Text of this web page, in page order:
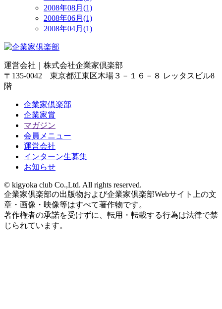
2008年08月(1)
2008年06月(1)
2008年04月(1)
運営会社｜ 株式会社企業家倶楽部
〒135-0042 東京都江東区木場３－１６－８ レッタスビル8
階
企業家倶楽部
企業家賞
マガジン
会員メニュー
運営会社
インターン生募集
お知らせ
© kigyoka club Co.,Ltd. All rights reserved.
企業家倶楽部の出版物および企業家倶楽部Webサイト上の文
章・画像・映像等はすべて著作物です。
著作権者の承諾を受けずに、転用・転載する行為は法律で禁
じられています。